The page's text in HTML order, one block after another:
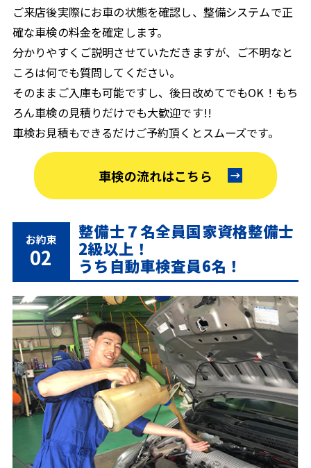
ご来店後実際にお車の状態を確認し、整備システムで正
確な車検の料金を確定します。
分かりやすくご説明させていただきますが、ご不明なと
ころは何でも質問してください。
そのままご入庫も可能ですし、後日改めてでもOK！もち
ろん車検の見積りだけでも大歓迎です!!
車検お見積もできるだけご予約頂くとスムーズです。
車検の流れはこちら
お約束
02
整備士７名全員国家資格整備士
2級以上！
うち自動車検査員6名！